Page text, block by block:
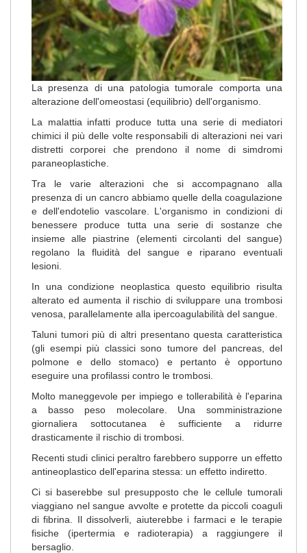
La presenza di una patologia tumorale comporta una
alterazione dell'omeostasi (equilibrio) dell'organismo.
La malattia infatti produce tutta una serie di mediatori
chimici il più delle volte responsabili di alterazioni nei vari
distretti corporei che prendono il nome di simdromi
paraneoplastiche.
Tra le varie alterazioni che si accompagnano alla
presenza di un cancro abbiamo quelle della coagulazione
e dell'endotelio vascolare. L'organismo in condizioni di
benessere produce tutta una serie di sostanze che
insieme alle piastrine (elementi circolanti del sangue)
regolano la fluidità del sangue e riparano eventuali
lesioni.
In una condizione neoplastica questo equilibrio risulta
alterato ed aumenta il rischio di sviluppare una trombosi
venosa, parallelamente alla ipercoagulabilità del sangue.
Taluni tumori più di altri presentano questa caratteristica
(gli esempi più classici sono tumore del pancreas, del
polmone e dello stomaco) e pertanto è opportuno
eseguire una profilassi contro le trombosi.
Molto maneggevole per impiego e tollerabilità è l'eparina
a basso peso molecolare. Una somministrazione
giornaliera sottocutanea è sufficiente a ridurre
drasticamente il rischio di trombosi.
Recenti studi clinici peraltro farebbero supporre un effetto
antineoplastico dell'eparina stessa: un effetto indiretto.
Ci si baserebbe sul presupposto che le cellule tumorali
viaggiano nel sangue avvolte e protette da piccoli coaguli
di fibrina. Il dissolverli, aiuterebbe i farmaci e le terapie
fisiche (ipertermia e radioterapia) a raggiungere il
bersaglio.